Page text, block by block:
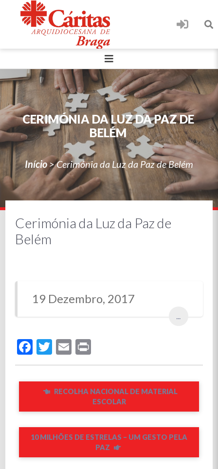
CERIMÓNIA DA LUZ DA PAZ DE
BELÉM
Início>Cerimónia da Luz da Paz de Belém
Cerimónia da Luz da Paz de
Belém
19 Dezembro, 2017
...
Facebook
Twitter
Email
RECOLHA NACIONAL DE MATERIAL
ESCOLAR
10 MILHÕES DE ESTRELAS – UM GESTO PELA
PAZ